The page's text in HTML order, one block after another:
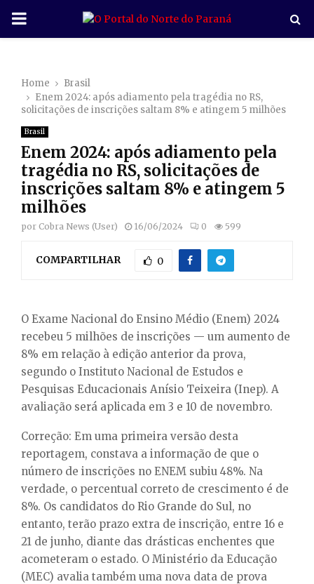
P
M
A
R
E
N
U
Home
Brasil
Enem 2024: após adiamento pela tragédia no RS,
solicitações de inscrições saltam 8% e atingem 5 milhões
Brasil
Enem 2024: após adiamento pela
tragédia no RS, solicitações de
inscrições saltam 8% e atingem 5
milhões
por Cobra News (User) 16/06/2024 0 599
COMPARTILHAR 0
O Exame Nacional do Ensino Médio (Enem) 2024
recebeu 5 milhões de inscrições — um aumento de
8% em relação à edição anterior da prova,
segundo o Instituto Nacional de Estudos e
Pesquisas Educacionais Anísio Teixeira (Inep). A
avaliação será aplicada em 3 e 10 de novembro.
Correção: Em uma primeira versão desta
reportagem, constava a informação de que o
número de inscrições no ENEM subiu 48%. Na
verdade, o percentual correto de crescimento é de
8%. Os candidatos do Rio Grande do Sul, no
entanto, terão prazo extra de inscrição, entre 16 e
21 de junho, diante das drásticas enchentes que
acometeram o estado. O Ministério da Educação
(MEC) avalia também uma nova data de prova